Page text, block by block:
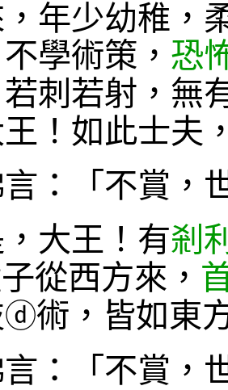
年少幼稚，
學術策， 恐
刺若射，無
！如此士夫
：「不賞，
，大王！有剎
從西方來，
ⓓ術，皆如東
：「不賞，